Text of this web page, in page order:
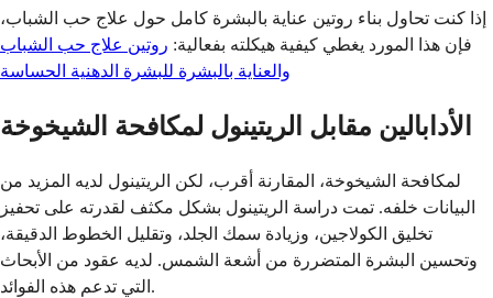
إذا كنت تحاول بناء روتين عناية بالبشرة كامل حول علاج حب الشباب،
فإن هذا المورد يغطي كيفية هيكلته بفعالية: روتين علاج حب الشباب
والعناية بالبشرة للبشرة الدهنية الحساسة
الأدابالين مقابل الريتينول لمكافحة الشيخوخة
لمكافحة الشيخوخة، المقارنة أقرب، لكن الريتينول لديه المزيد من
البيانات خلفه. تمت دراسة الريتينول بشكل مكثف لقدرته على تحفيز
تخليق الكولاجين، وزيادة سمك الجلد، وتقليل الخطوط الدقيقة،
وتحسين البشرة المتضررة من أشعة الشمس. لديه عقود من الأبحاث
التي تدعم هذه الفوائد.